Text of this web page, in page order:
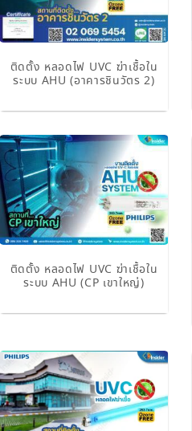
ติดตั้ง หลอดไฟ UVC ฆ่าเชื้อใน
ระบบ AHU (อาคารชินวัตร 2)
ติดตั้ง หลอดไฟ UVC ฆ่าเชื้อใน
ระบบ AHU (CP เขาใหญ่)